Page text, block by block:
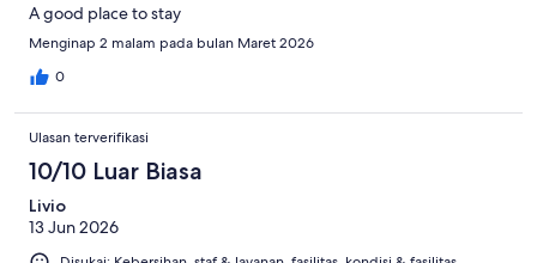
A good place to stay
Menginap 2 malam pada bulan Maret 2026
0
Ulasan terverifikasi
10/10 Luar Biasa
Livio
13 Jun 2026